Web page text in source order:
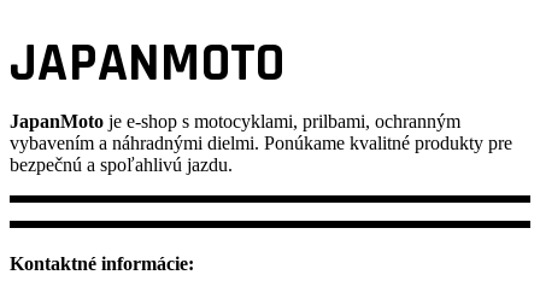
JAPANMOTO
JapanMoto je e-shop s motocyklami, prilbami, ochranným
vybavením a náhradnými dielmi. Ponúkame kvalitné produkty pre
bezpečnú a spoľahlivú jazdu.
Kontaktné informácie: